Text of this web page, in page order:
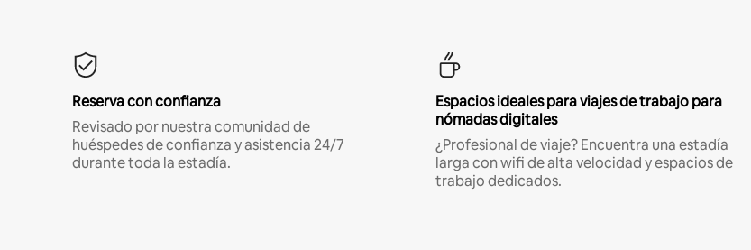
Reserva con confianza
Revisado por nuestra comunidad de
huéspedes de confianza y asistencia 24/7
durante toda la estadía.
Espacios ideales para viajes de trabajo para
nómadas digitales
¿Profesional de viaje? Encuentra una estadía
larga con wifi de alta velocidad y espacios de
trabajo dedicados.